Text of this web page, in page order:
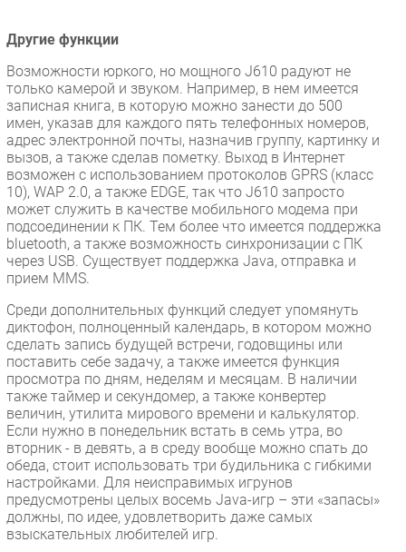
Другие функции
Возможности юркого, но мощного J610 радуют не
только камерой и звуком. Например, в нем имеется
записная книга, в которую можно занести до 500
имен, указав для каждого пять телефонных номеров,
адрес электронной почты, назначив группу, картинку и
вызов, а также сделав пометку. Выход в Интернет
возможен с использованием протоколов GPRS (класс
10), WAP 2.0, а также EDGE, так что J610 запросто
может служить в качестве мобильного модема при
подсоединении к ПК. Тем более что имеется поддержка
bluetooth, а также возможность синхронизации с ПК
через USB. Существует поддержка Java, отправка и
прием MMS.
Среди дополнительных функций следует упомянуть
диктофон, полноценный календарь, в котором можно
сделать запись будущей встречи, годовщины или
поставить себе задачу, а также имеется функция
просмотра по дням, неделям и месяцам. В наличии
также таймер и секундомер, а также конвертер
величин, утилита мирового времени и калькулятор.
Если нужно в понедельник встать в семь утра, во
вторник - в девять, а в среду вообще можно спать до
обеда, стоит использовать три будильника с гибкими
настройками. Для неисправимых игрунов
предусмотрены целых восемь Java-игр – эти «запасы»
должны, по идее, удовлетворить даже самых
взыскательных любителей игр.